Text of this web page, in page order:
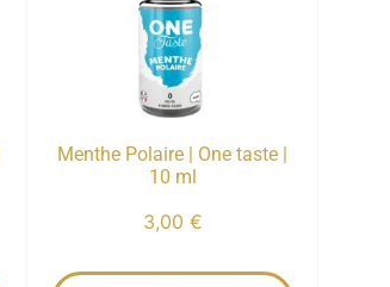
Menthe Polaire | One taste |
10 ml
3,00 €